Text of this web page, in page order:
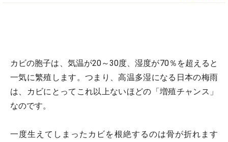
カビの胞子は、気温が20～30度、湿度が70％を超えると
一気に繁殖します。つまり、高温多湿になる日本の梅雨
は、カビにとってこれ以上ないほどの「増殖チャンス」
なのです。
一度生えてしまったカビを根絶するのは骨が折れます